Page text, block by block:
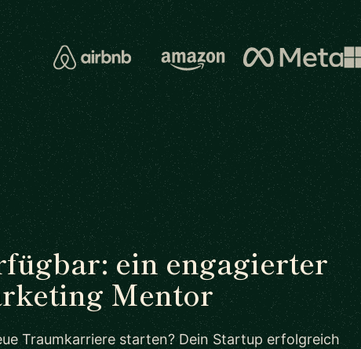
ein engagierter
Mentor
Traumkarriere starten? Dein Startup erfolgreich